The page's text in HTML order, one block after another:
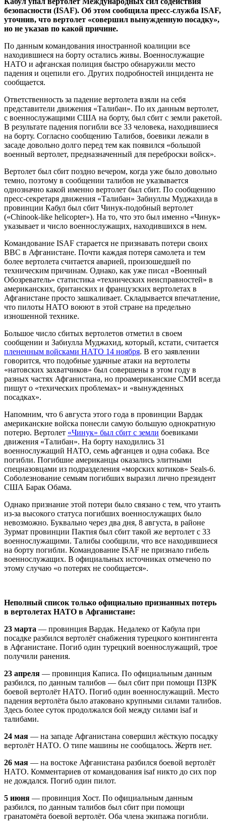
безопасности (ISAF). Об этом сообщила пресс-служба ISAF,
уточнив, что вертолет «совершил вынужденную посадку»,
но не указав по какой причине.
По данным командования иностранной коалиции все
находившиеся на борту остались живы. Военнослужащие
НАТО и афганская полиция быстро обнаружили место
падения и оцепили его. Других подробностей инцидента не
сообщается.
Ответственность за падение вертолета взяли на себя
представители движения «Талибан». По их данным вертолет,
с военнослужащими США на борту, был сбит с земли ракетой.
В результате падения погибли все 33 человека, находившиеся
на борту. Согласно сообщению Талибов, боевики лежали в
засаде довольно долго перед тем как появился «большой
военный вертолет, предназначенный для переброски войск».
Вертолет был сбит поздно вечером, когда уже было довольно
темно, поэтому в сообщении талибов не указывается
однозначно какой именно вертолет был сбит. По сообщению
пресс-секретаря движения «Талибан» Забиуллы Муджахида в
провинции Кабул был сбит Чинук-подобный вертолет
(«Chinook-like helicopter»). На то, что это был именно «Чинук»
указывает и число военнослужащих, находившихся в нем.
Командование ISAF старается не признавать потери своих
ВВС в Афганистане. Почти каждая потеря самолета и тем
более вертолета считается аварией, произошедшей по
техническим причинам. Однако, как уже писал «Военный
Обозреватель» статистика «технических неисправностей» в
американских, британских и французских вертолетах в
Афганистане просто зашкаливает. Складывается впечатление,
что пилоты НАТО воюют в этой стране на предельно
изношенной технике.
Большое число сбитых вертолетов отметил в своем
сообщении и Забиулла Муджахид, который, кстати, считается
плененным войсками НАТО 14 ноября. В его заявлении
говорится, что подобные удачные атаки на вертолеты
«натовских захватчиков» был совершены в этом году в
разных частях Афганистана, но проамериканские СМИ всегда
пишут о «техических проблемах» и «вынужденных
посадках».
Напомним, что 6 августа этого года в провинции Вардак
американские войска понесли самую большую однократную
потерю. Вертолет «Чинук» был сбит с земли боевиками
движения «Талибан». На борту находились 31
военнослужащий НАТО, семь афганцев и одна собака. Все
погибли. Погибшие американцы оказались элитными
спецназовцами из подразделения «морских котиков» Seals-6.
Соболезнование семьям погибших выразил лично президент
США Барак Обама.
Однако признание этой потери было связано с тем, что утаить
из-за высокого статуса погибших военнослужащих было
невозможно. Буквально через два дня, 8 августа, в районе
Зурмат провинции Пактия был сбит такой же вертолет с 33
военнослужащими. Талибы сообщили, что все находившиеся
на борту погибли. Командование ISAF не признало гибель
военнослужащих. В официальных источниках отмечено по
этому случаю «о потерях не сообщается».
Неполный список только официально признанных потерь
в вертолетах НАТО в Афганистане:
23 марта — провинция Вардак. Недалеко от Кабула при
посадке разбился вертолёт снабжения турецкого контингента
в Афганистане. Погиб один турецкий военнослужащий, трое
получили ранения.
23 апреля — провинция Каписа. По официальным данным
разбился, по данным талибов — был сбит при помощи ПЗРК
боевой вертолёт НАТО. Погиб один военнослужащий. Место
падения вертолёта было атаковано крупными силами талибов.
Здесь более суток продолжался бой между силами isaf и
талибами.
24 мая — на западе Афганистана совершил жёсткую посадку
вертолёт НАТО. О типе машины не сообщалось. Жертв нет.
26 мая — на востоке Афганистана разбился боевой вертолёт
НАТО. Комментариев от командования isaf никто до сих пор
не дождался. Погиб один пилот.
5 июня — провинция Хост. По официальным данным
разбился, по данным талибов был сбит при помощи
гранатомёта боевой вертолёт. Оба члена экипажа погибли.